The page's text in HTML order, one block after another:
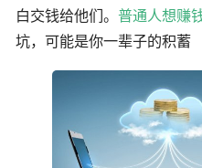
白交钱给他们。 普通人想赚
坑，可能是你一辈子的积蓄